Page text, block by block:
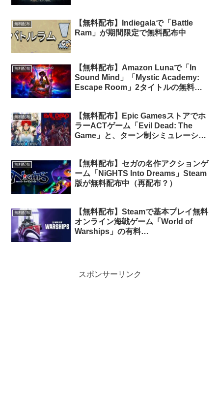
無料配布
【無料配布】Indiegalaで「Battle
Ram」が期間限定で無料配布中
無料配布
【無料配布】Amazon Lunaで「In
Sound Mind」「Mystic Academy:
Escape Room」2タイトルの無料配
無料配布
【無料配布】Epic Gamesストアでホ
ラーACTゲーム「Evil Dead: The
Game」と、ターン制シミュレーショ
無料配布
【無料配布】セガの名作アクションゲ
ーム「NiGHTS Into Dreams」Steam
版が無料配布中（再配布？）
無料配布
【無料配布】Steamで基本プレイ無料
オンライン海戦ゲーム「World of
Warships」の有料
スポンサーリンク